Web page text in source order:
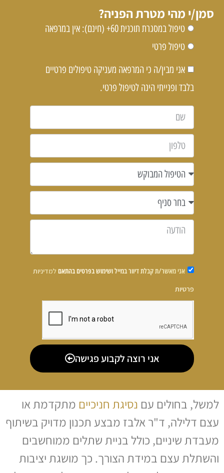
סמן/י מהי מטרת הפניה?
טיפול במסגרת תוכנית 60+ (חינם): אין במרפאה
טיפול פרטי
אני מבין/ה כי המרפאה מעניקה טיפולים פרטיים
בלבד ופנייתי הינה לטיפול פרטי.
אני מאשר/ת קבלת דיוור במייל ושימוש בפרטים בהתאם למדיניות
פרטיות
אני רוצה לקבוע פגישה
למשל, בחולים עם נסיגת חניכיים מתקדמת או
עצם דלילה, ד"ר אלבז מבצע תכנון מדויק בשיתוף
מעבדת שיניים, כולל בניית שתלים ממוחשבים
והשתלת עצם במידת הצורך. כך מושגת יציבות